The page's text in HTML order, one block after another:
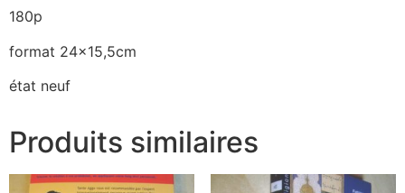
180p
format 24×15,5cm
état neuf
Produits similaires